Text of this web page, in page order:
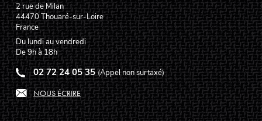
2 rue de Milan
44470Thouaré-sur-Loire
France
Du lundi au vendredi
De 9h à 18h
02 72 24 05 35 (Appel non surtaxé)
NOUS ÉCRIRE